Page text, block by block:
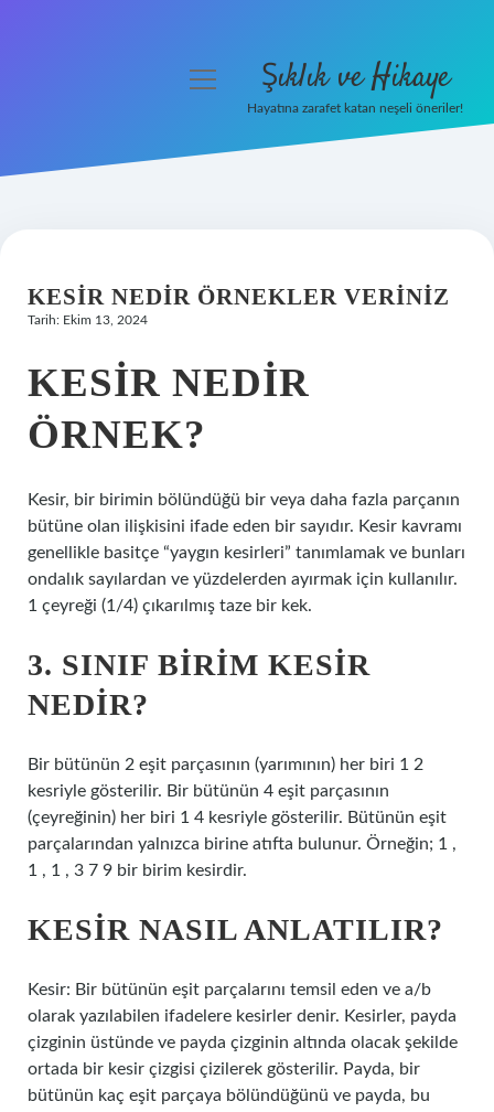
Hakkımızda
menüyü
Şıklık ve Hikaye
Hayatına zarafet katan neşeli öneriler!
KESIR NEDIR ÖRNEKLER VERINIZ
Tarih: Ekim 13, 2024
KESIR NEDIR
ÖRNEK?
Kesir, bir birimin bölündüğü bir veya daha fazla parçanın
bütüne olan ilişkisini ifade eden bir sayıdır. Kesir kavramı
genellikle basitçe “yaygın kesirleri” tanımlamak ve bunları
ondalık sayılardan ve yüzdelerden ayırmak için kullanılır.
1 çeyreği (1/4) çıkarılmış taze bir kek.
3. SINIF BIRIM KESIR
NEDIR?
Bir bütünün 2 eşit parçasının (yarımının) her biri 1 2
kesriyle gösterilir. Bir bütünün 4 eşit parçasının
(çeyreğinin) her biri 1 4 kesriyle gösterilir. Bütünün eşit
parçalarından yalnızca birine atıfta bulunur. Örneğin; 1 ,
1 , 1 , 3 7 9 bir birim kesirdir.
KESIR NASIL ANLATILIR?
Kesir: Bir bütünün eşit parçalarını temsil eden ve a/b
olarak yazılabilen ifadelere kesirler denir. Kesirler, payda
çizginin üstünde ve payda çizginin altında olacak şekilde
ortada bir kesir çizgisi çizilerek gösterilir. Payda, bir
bütünün kaç eşit parçaya bölündüğünü ve payda, bu